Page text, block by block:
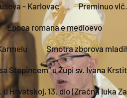
- Karlovac Preminuo
Epoca romana e medioevo
Smotra zborova
Stepincem“ u Župi sv. Ivana
u Hrvatskoj, 13. dio (Zračna luka